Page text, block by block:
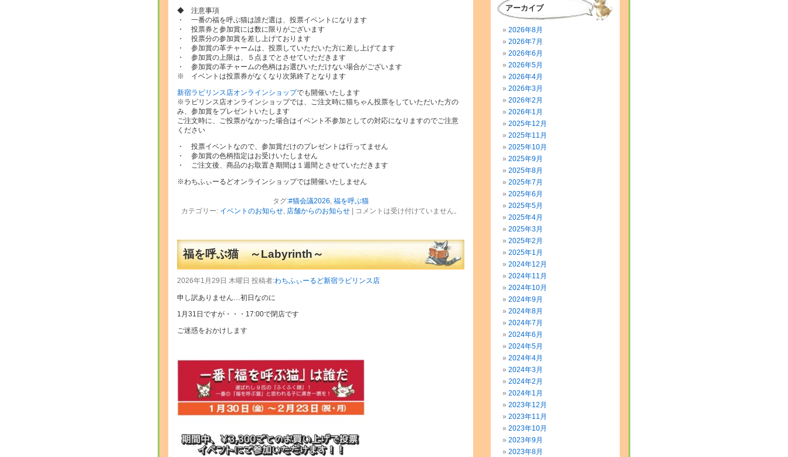
◆ 注意事項
・ 一番の福を呼ぶ猫は誰だ選は、投票イベントになります
・ 投票券と参加賞には数に限りがございます
・ 投票分の参加賞を差し上げております
・ 参加賞の革チャームは、投票していただいた方に差し上げてます
・ 参加賞の上限は、５点までとさせていただきます
・ 参加賞の革チャームの色柄はお選びいただけない場合がございます
※ イベントは投票券がなくなり次第終了となります
新宿ラビリンス店オンラインショップでも開催いたします
※ラビリンス店オンラインショップでは、ご注文時に猫ちゃん投票をしていただいた方の
み、参加賞をプレゼントいたします
ご注文時に、ご投票がなかった場合はイベント不参加としての対応になりますのでご注意
ください
・ 投票イベントなので、参加賞だけのプレゼントは行ってません
・ 参加賞の色柄指定はお受けいたしません
・ ご注文後、商品のお取置き期間は１週間とさせていただきます
※わちふぃーるどオンラインショップでは開催いたしません
タグ:#猫会議2026, 福を呼ぶ猫
カテゴリー: イベントのお知らせ, 店舗からのお知らせ| コメントは受け付けていません。
福を呼ぶ猫 ～Labyrinth～
2026年1月29日 木曜日 投稿者:わちふぃーるど新宿ラビリンス店
申し訳ありません…初日なのに
1月31日ですが・・・17:00で閉店です
ご迷惑をおかけします
アーカイブ
2026年8月
2026年7月
2026年6月
2026年5月
2026年4月
2026年3月
2026年2月
2026年1月
2025年12月
2025年11月
2025年10月
2025年9月
2025年8月
2025年7月
2025年6月
2025年5月
2025年4月
2025年3月
2025年2月
2025年1月
2024年12月
2024年11月
2024年10月
2024年9月
2024年8月
2024年7月
2024年6月
2024年5月
2024年4月
2024年3月
2024年2月
2024年1月
2023年12月
2023年11月
2023年10月
2023年9月
2023年8月